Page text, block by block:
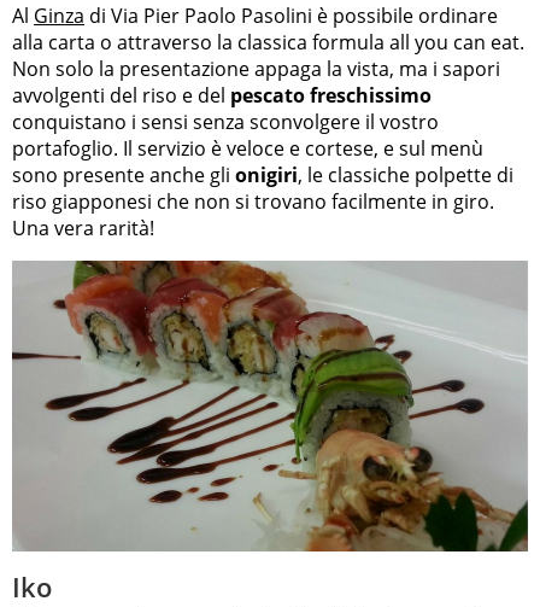
Al Ginza di Via Pier Paolo Pasolini è possibile ordinare
alla carta o attraverso la classica formula all you can eat.
Non solo la presentazione appaga la vista, ma i sapori
avvolgenti del riso e del pescato freschissimo
conquistano i sensi senza sconvolgere il vostro
portafoglio. Il servizio è veloce e cortese, e sul menù
sono presente anche gli onigiri, le classiche polpette di
riso giapponesi che non si trovano facilmente in giro.
Una vera rarità!
Iko